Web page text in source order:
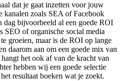
dat je gaat inzetten voor jouw
kanalen zoals SEA of Facebook
dag bijvoorbeeld al een goede ROI
SEO of organische social media
groeien, maar is de ROI op lange
daarom aan om een goede mix van
het ook af van de kracht van
hebben wij een goede selectie
resultaat boeken wat je zoekt.